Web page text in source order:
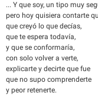
... Y que soy, un tipo muy
pero hoy quisiera contarte
que creyó lo que decías,
que te espera todavía,
y que se conformaría,
con solo volver a verte,
explicarte y decirte que fue
que no supo comprenderte
y peor retenerte.